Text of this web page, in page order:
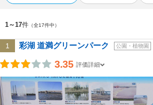
1～17件 （全17件中）
1 彩湖 道満グリーンパーク 公園・植物園
3.35 評価詳細